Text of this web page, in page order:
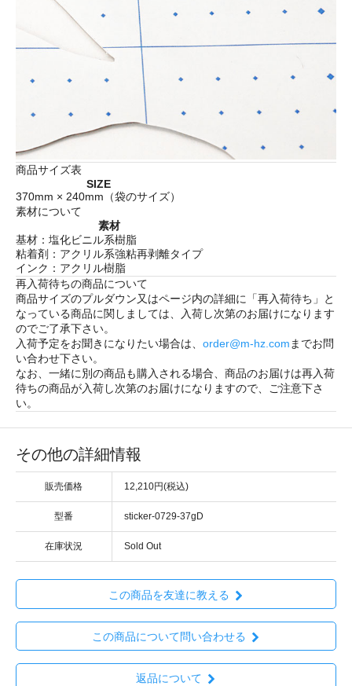
商品サイズ表
SIZE
370mm × 240mm（袋のサイズ）
素材について
素材
基材：塩化ビニル系樹脂
粘着剤：アクリル系強粘再剥離タイプ
インク：アクリル樹脂
再入荷待ちの商品について
商品サイズのプルダウン又はページ内の詳細に「再入荷待ち 」と
なっている商品に関しましては、入荷し次第のお届けになります
のでご了承下さい。
入荷予定をお聞きになりたい場合は、 order@m-hz.comまでお問
い合わせ下さい。
なお、一緒に別の商品も購入される場合、商品のお届けは再入荷
待ちの商品が入荷し次第のお届けになりますので、ご注意下さ
い。
その他の詳細情報
販売価格 12,210円(税込)
型番 sticker-0729-37gD
在庫状況 Sold Out
この商品を友達に教える
この商品について問い合わせる
返品について